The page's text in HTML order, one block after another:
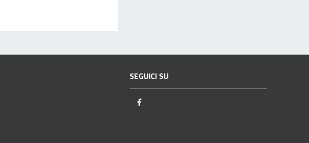
SEGUICI SU